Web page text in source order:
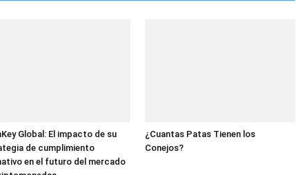
Global: El impacto de su
de cumplimiento
en el futuro del mercado
¿Cuantas Patas Tienen los
Conejos?